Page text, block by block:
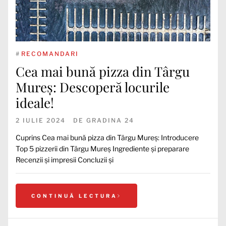
# RECOMANDARI
Cea mai bună pizza din Târgu
Mureș: Descoperă locurile
ideale!
2 IULIE 2024 DE GRADINA 24
Cuprins Cea mai bună pizza din Târgu Mureș: Introducere
Top 5 pizzerii din Târgu Mureș Ingrediente și preparare
Recenzii și impresii Concluzii și
CONTINUĂ LECTURA